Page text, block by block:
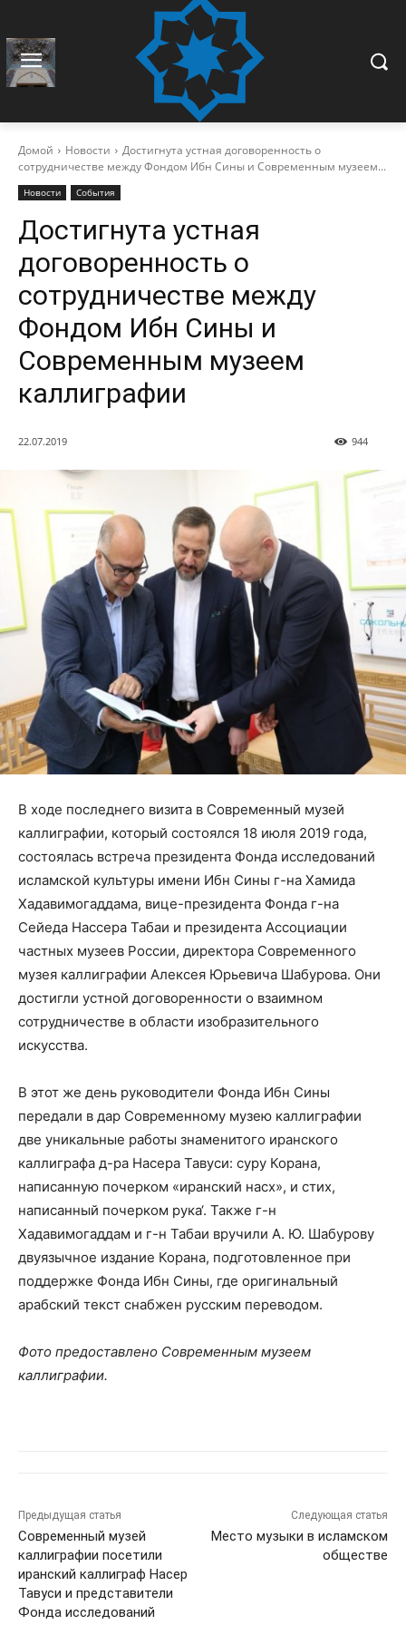
Домой Новости
Достигнута устная договоренность о
сотрудничестве между Фондом Ибн Сины и Современным музеем...
Новости События
Достигнута устная
договоренность о
сотрудничестве между
Фондом Ибн Сины и
Современным музеем
каллиграфии
22.07.2019 944
В ходе последнего визита в Современный музей
каллиграфии, который состоялся 18 июля 2019 года,
состоялась встреча президента Фонда исследований
исламской культуры имени Ибн Сины г-на Хамида
Хадавимогаддама, вице-президента Фонда г-на
Сейеда Нассера Табаи и президента Ассоциации
частных музеев России, директора Современного
музея каллиграфии Алексея Юрьевича Шабурова. Они
достигли устной договоренности о взаимном
сотрудничестве в области изобразительного
искусства.
В этот же день руководители Фонда Ибн Сины
передали в дар Современному музею каллиграфии
две уникальные работы знаменитого иранского
каллиграфа д-ра Насера Тавуси: суру Корана,
написанную почерком «иранский насх», и стих,
написанный почерком рука‘. Также г-н
Хадавимогаддам и г-н Табаи вручили А. Ю. Шабурову
двуязычное издание Корана, подготовленное при
поддержке Фонда Ибн Сины, где оригинальный
арабский текст снабжен русским переводом.
Фото предоставлено Современным музеем
каллиграфии.
Предыдущая статья
Современный музей
каллиграфии посетили
иранский каллиграф Насер
Тавуси и представители
Фонда исследований
Следующая статья
Место музыки в исламском
обществе